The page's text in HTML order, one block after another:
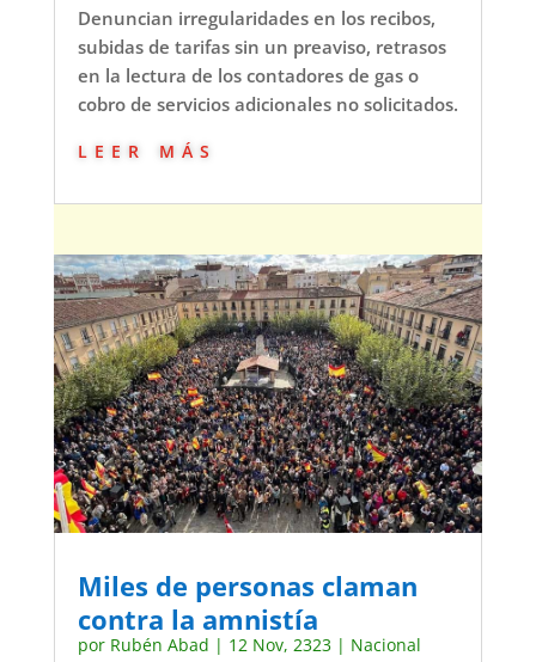
Denuncian irregularidades en los recibos,
subidas de tarifas sin un preaviso, retrasos
en la lectura de los contadores de gas o
cobro de servicios adicionales no solicitados.
leer más
Miles de personas claman
contra la amnistía
por Rubén Abad | 12 Nov, 2323| Nacional